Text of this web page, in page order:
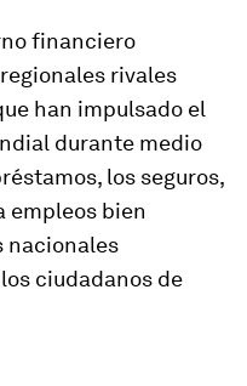
financiero
rivales
han impulsado el
durante medio
los seguros,
empleos bien
nacionales
ciudadanos de